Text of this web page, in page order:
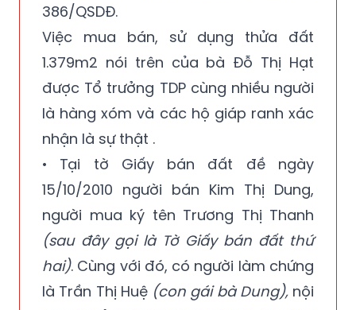
386/QSDĐ.
Việc mua bán, sử dụng thửa đất
1.379m2 nói trên của bà Đỗ Thị Hạt
được Tổ trưởng TDP cùng nhiều người
là hàng xóm và các hộ giáp ranh xác
nhận là sự thật .
• Tại tờ Giấy bán đất đề ngày
15/10/2010 người bán Kim Thị Dung,
người mua ký tên Trương Thị Thanh
(sau đây gọi là Tờ Giấy bán đất thứ
hai). Cùng với đó, có người làm chứng
là Trần Thị Huệ (con gái bà Dung),nội